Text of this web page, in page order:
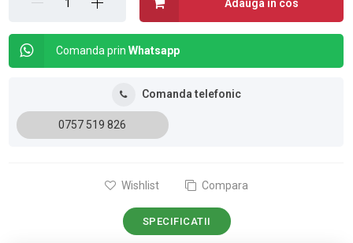
Adauga in cos
Comanda prinWhatsapp
Comanda telefonic
0757 519 826
Wishlist Compara
SPECIFICATII